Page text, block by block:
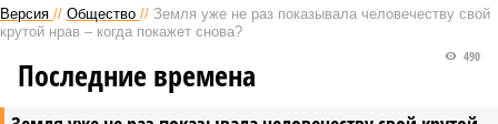
Версия // Общество // Земля уже не раз показывала человечеству свой
крутой нрав – когда покажет снова?
490
Последние времена